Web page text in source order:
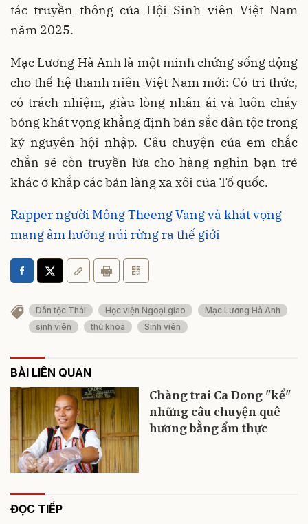
tác truyền thông của Hội Sinh viên Việt Nam
năm 2025.
Mạc Lương Hà Anh là một minh chứng sống động
cho thế hệ thanh niên Việt Nam mới: Có tri thức,
có trách nhiệm, giàu lòng nhân ái và luôn cháy
bỏng khát vọng khẳng định bản sắc dân tộc trong
kỷ nguyên hội nhập. Câu chuyện của em chắc
chắn sẽ còn truyền lửa cho hàng nghìn bạn trẻ
khác ở khắp các bản làng xa xôi của Tổ quốc.
Rapper người Mông Theeng Vang và khát vọng
mang âm hưởng núi rừng ra thế giới
Dân tộc Thái Học viện Ngoại giao
Mạc Lương Hà Anh
sinh viên
thủ khoa Sinh viên
BÀI LIÊN QUAN
Chàng trai Ca Dong "kể"
những câu chuyện quê
hương bằng ẩm thực
ĐỌC TIẾP